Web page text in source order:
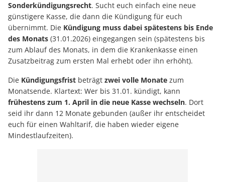
Sonderkündigungsrecht. Sucht euch einfach eine neue
günstigere Kasse, die dann die Kündigung für euch
übernimmt. Die Kündigung muss dabei spätestens bis Ende
des Monats (31.01.2026) eingegangen sein (spätestens bis
zum Ablauf des Monats, in dem die Krankenkasse einen
Zusatzbeitrag zum ersten Mal erhebt oder ihn erhöht).
Die Kündigungsfrist beträgt zwei volle Monate zum
Monatsende. Klartext: Wer bis 31.01. kündigt, kann
frühestens zum 1. April in die neue Kasse wechseln. Dort
seid ihr dann 12 Monate gebunden (außer ihr entscheidet
euch für einen Wahltarif, die haben wieder eigene
Mindestlaufzeiten).